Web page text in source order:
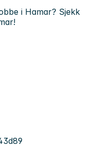
i Hamar? Sjekk